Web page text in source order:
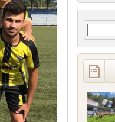
Arama: